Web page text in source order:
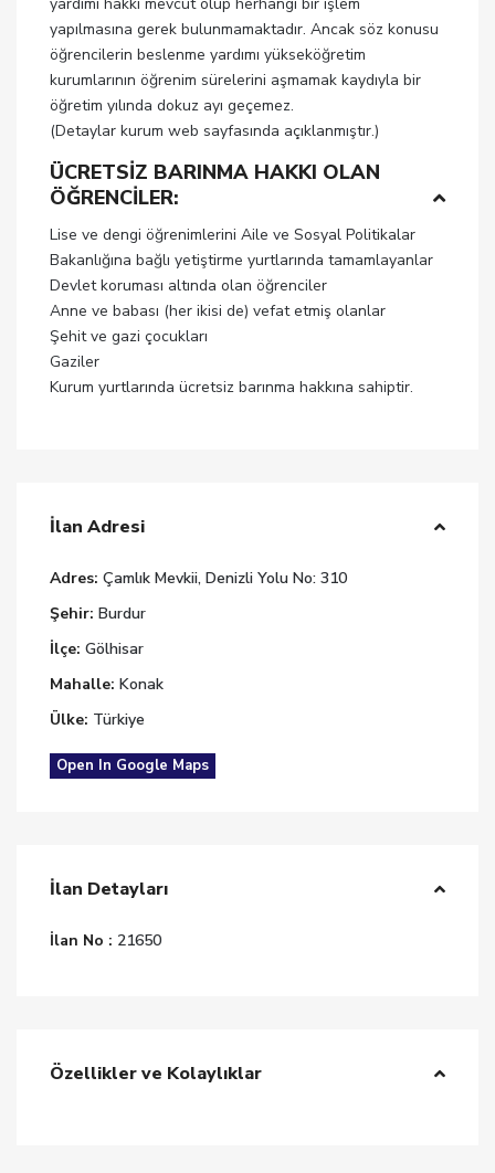
yapılmasına gerek bulunmamaktadır. Ancak söz konusu
öğrencilerin beslenme yardımı yükseköğretim
kurumlarının öğrenim sürelerini aşmamak kaydıyla bir
öğretim yılında dokuz ayı geçemez.
(Detaylar kurum web sayfasında açıklanmıştır.)
ÜCRETSİZ BARINMA HAKKI OLAN
ÖĞRENCİLER:
Lise ve dengi öğrenimlerini Aile ve Sosyal Politikalar
Bakanlığına bağlı yetiştirme yurtlarında tamamlayanlar
Devlet koruması altında olan öğrenciler
Anne ve babası (her ikisi de) vefat etmiş olanlar
Şehit ve gazi çocukları
Gaziler
Kurum yurtlarında ücretsiz barınma hakkına sahiptir.
İlan Adresi
Adres: Çamlık Mevkii, Denizli Yolu No: 310
Şehir: Burdur
İlçe: Gölhisar
Mahalle: Konak
Ülke: Türkiye
Open In Google Maps
İlan Detayları
İlan No : 21650
Özellikler ve Kolaylıklar